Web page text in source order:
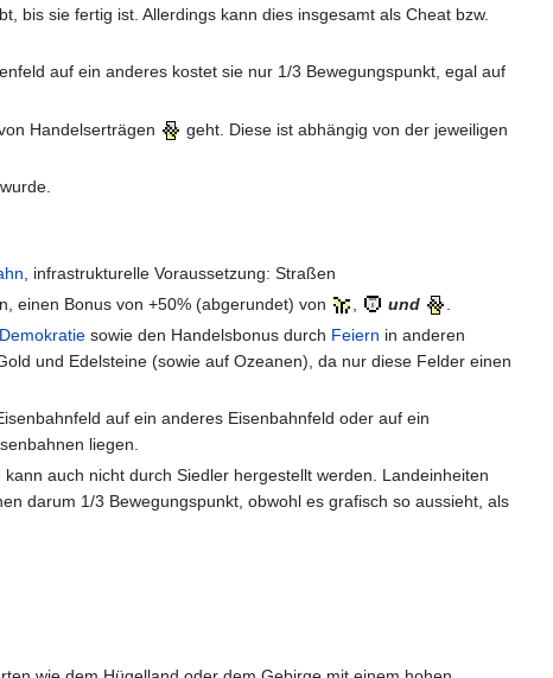
bis sie fertig ist. Allerdings kann dies insgesamt als Cheat bzw.
auf ein anderes kostet sie nur 1/3 Bewegungspunkt, egal auf
Handelserträgen
geht. Diese ist abhängig von der jeweiligen
, infrastrukturelle Voraussetzung: Straßen
einen Bonus von +50% (abgerundet) von
und
Demokratie sowie den Handelsbonus durch Feiern in anderen
und Edelsteine (sowie auf Ozeanen), da nur diese Felder einen
auf ein anderes Eisenbahnfeld oder auf ein
liegen.
auch nicht durch Siedler hergestellt werden. Landeinheiten
darum 1/3 Bewegungspunkt, obwohl es grafisch so aussieht, als